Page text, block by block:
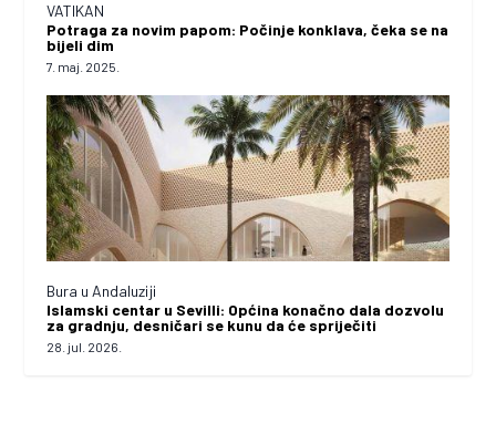
VATIKAN
Potraga za novim papom: Počinje konklava, čeka se na
bijeli dim
7. maj. 2025.
Bura u Andaluziji
Islamski centar u Sevilli: Općina konačno dala dozvolu
za gradnju, desničari se kunu da će spriječiti
28. jul. 2026.